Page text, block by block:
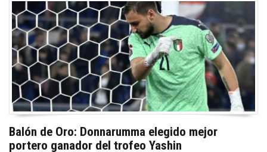
Balón de Oro: Donnarumma elegido mejor
portero ganador del trofeo Yashin